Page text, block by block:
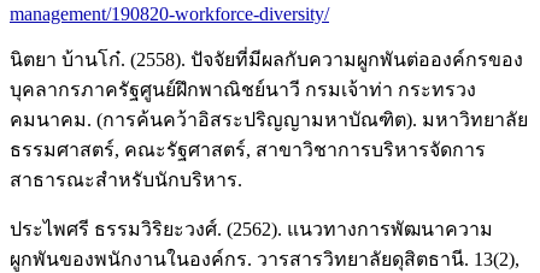
management/190820-workforce-diversity/
นิตยา บ้านโก๋. (2558). ปัจจัยที่มีผลกับความผูกพันต่อองค์กรของ
บุคลากรภาครัฐศูนย์ฝึกพาณิชย์นาวี กรมเจ้าท่า กระทรวง
คมนาคม. (การค้นคว้าอิสระปริญญามหาบัณฑิต). มหาวิทยาลัย
ธรรมศาสตร์, คณะรัฐศาสตร์, สาขาวิชาการบริหารจัดการ
สาธารณะสำหรับนักบริหาร.
ประไพศรี ธรรมวิริยะวงศ์. (2562). แนวทางการพัฒนาความ
ผูกพันของพนักงานในองค์กร. วารสารวิทยาลัยดุสิตธานี. 13(2),